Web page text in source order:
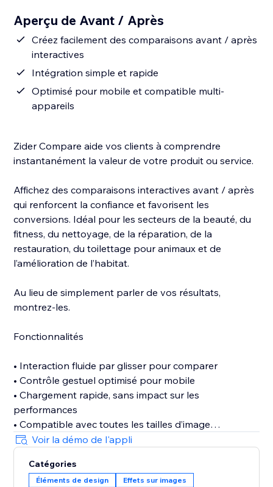
Aperçu de Avant / Après
Créez facilement des comparaisons avant / après
interactives
Intégration simple et rapide
Optimisé pour mobile et compatible multi-
appareils
Zider Compare aide vos clients à comprendre
instantanément la valeur de votre produit ou service.
Affichez des comparaisons interactives avant / après
qui renforcent la confiance et favorisent les
conversions. Idéal pour les secteurs de la beauté, du
fitness, du nettoyage, de la réparation, de la
restauration, du toilettage pour animaux et de
l’amélioration de l’habitat.
Au lieu de simplement parler de vos résultats,
montrez-les.
Fonctionnalités
• Interaction fluide par glisser pour comparer
• Contrôle gestuel optimisé pour mobile
• Chargement rapide, sans impact sur les
performances
• Compatible avec toutes les tailles d’image
• Aucune compétence en code requise
• Conçu pour convertir, pas seulement pour décorer
Voir la démo de l'appli
Catégories
Éléments de design Effets sur images